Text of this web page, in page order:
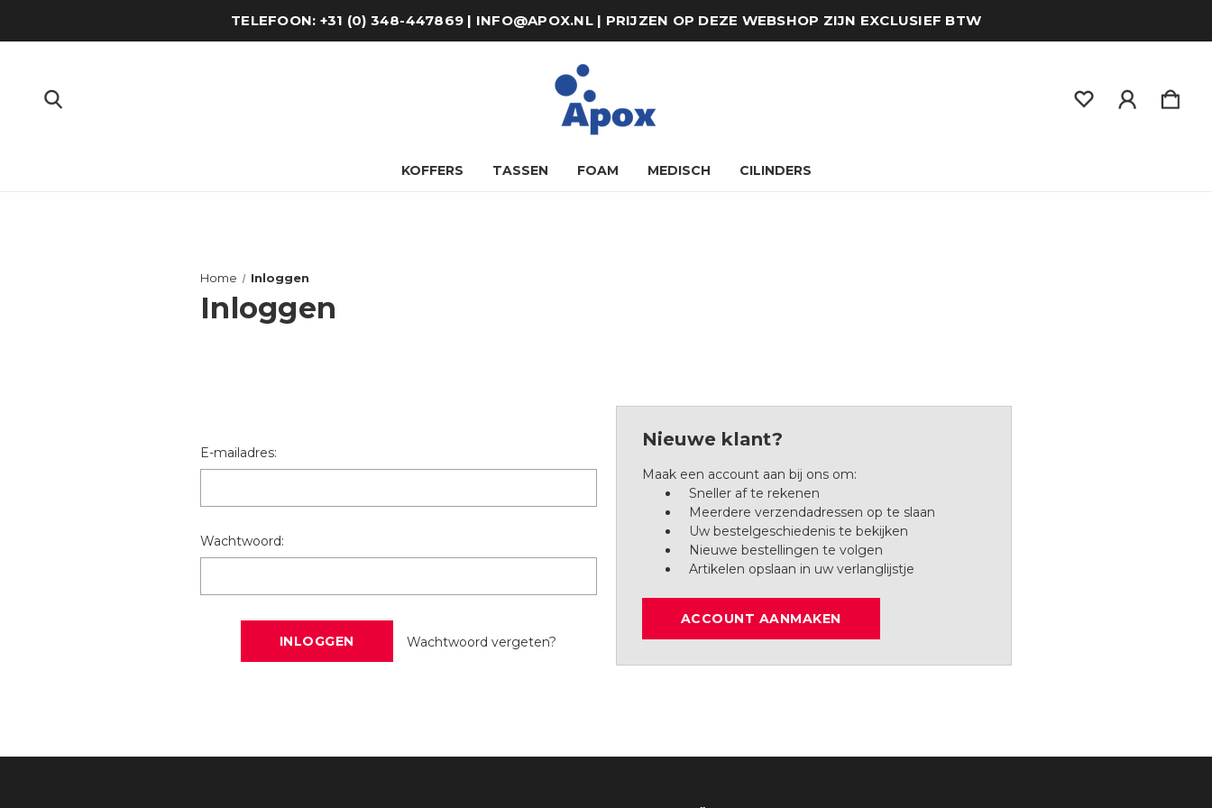
TELEFOON: +31 (0) 348-447869 | INFO@APOX.NL | PRIJZEN OP DEZE WEBSHOP ZIJN EXCLUSIEF BTW
KOFFERS TASSEN FOAM MEDISCH CILINDERS
Home Inloggen
Inloggen
E-mailadres:
Wachtwoord:
Wachtwoord vergeten?
Nieuwe klant?
Maak een account aan bij ons om:
Sneller af te rekenen
Meerdere verzendadressen op te slaan
Uw bestelgeschiedenis te bekijken
Nieuwe bestellingen te volgen
Artikelen opslaan in uw verlanglijstje
ACCOUNT AANMAKEN